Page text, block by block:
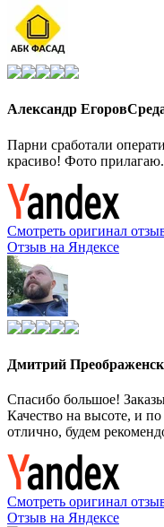
Александр Егоров
Парни сработали
красиво! Фото
Смотреть оригинал
Отзыв на Яндексе
Дмитрий
Спасибо большое!
Качество на высоте, и
отлично, будем
Смотреть оригинал
Отзыв на Яндексе